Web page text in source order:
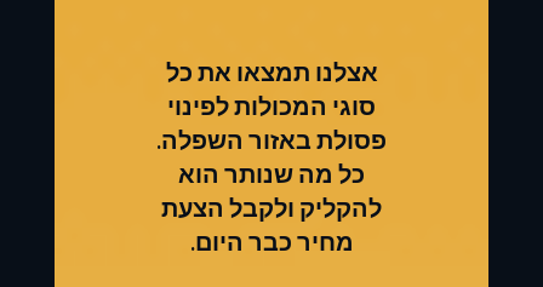
אצלנו תמצאו את כל
סוגי המכולות לפינוי
פסולת באזור השפלה.
כל מה שנותר הוא
להקליק ולקבל הצעת
מחיר כבר היום.